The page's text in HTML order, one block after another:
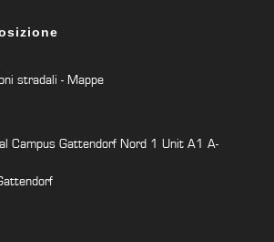
stradali - Mappe
Campus Gattendorf Nord 1 Unit A1 A-